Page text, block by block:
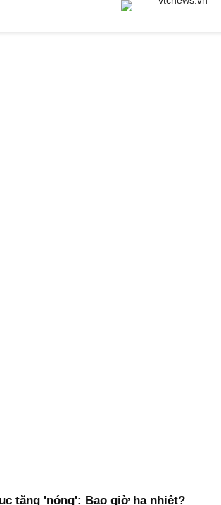
tăng 'nóng': Bao giờ hạ nhiệt?